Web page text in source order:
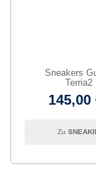
Sneakers
Terria2
145,00